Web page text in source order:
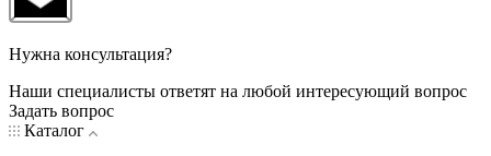
Нужна консультация?
Наши специалисты ответят на любой интересующий вопрос
Задать вопрос
Каталог